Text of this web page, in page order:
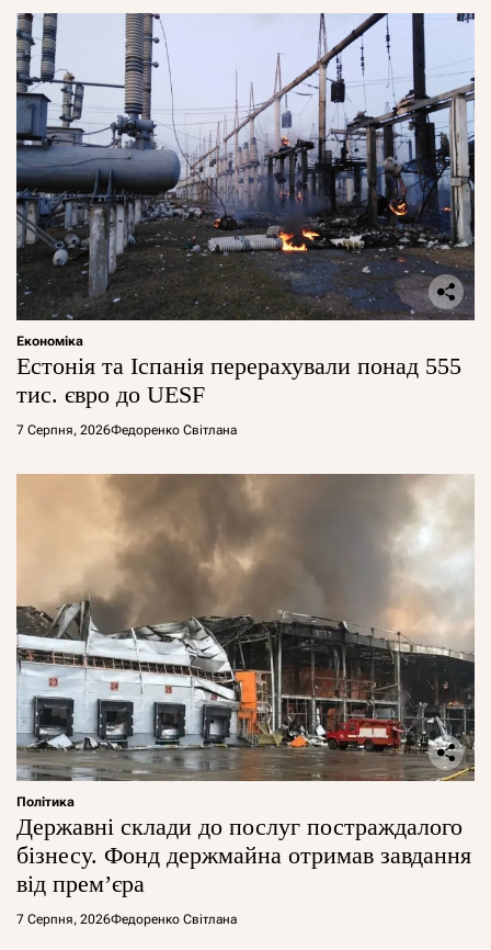
Економіка
Естонія та Іспанія перерахували понад 555
тис. євро до UESF
7 Серпня, 2026Федоренко Світлана
Політика
Державні склади до послуг постраждалого
бізнесу. Фонд держмайна отримав завдання
від прем’єра
7 Серпня, 2026Федоренко Світлана